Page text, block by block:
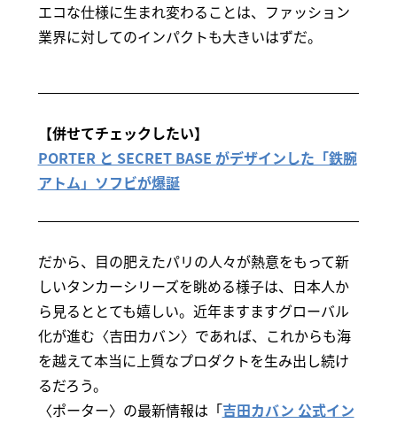
エコな仕様に生まれ変わることは、ファッション
業界に対してのインパクトも大きいはずだ。
【併せてチェックしたい】
PORTER と SECRET BASE がデザインした「鉄腕
アトム」ソフビが爆誕
だから、目の肥えたパリの人々が熱意をもって新
しいタンカーシリーズを眺める様子は、日本人か
ら見るととても嬉しい。近年ますますグローバル
化が進む〈吉田カバン〉であれば、これからも海
を越えて本当に上質なプロダクトを生み出し続け
るだろう。
〈ポーター〉の最新情報は「吉田カバン 公式イン